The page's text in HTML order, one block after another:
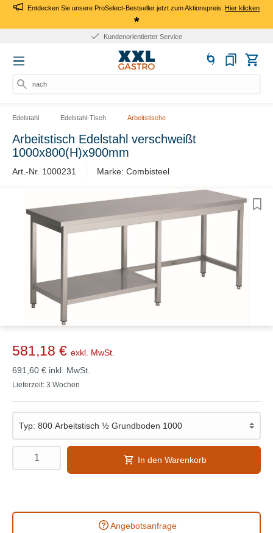
Entdecken Sie unsere ProSelect-Bestseller jetzt zum Aktionspreis.Hier klicken
*
Kundenorientierter Service
nach P
Edelstahl Edelstahl-Tisch Arbeitstische
Arbeitstisch Edelstahl verschweißt
1000x800(H)x900mm
Art.-Nr. 1000231 Marke: Combisteel
581,18 € exkl. MwSt.
691,60 € inkl. MwSt.
Lieferzeit: 3 Wochen
In den Warenkorb
Angebotsanfrage